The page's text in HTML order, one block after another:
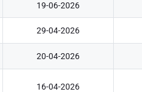
19-06-2026
29-04-2026
20-04-2026
16-04-2026